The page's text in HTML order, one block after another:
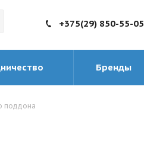
+375(29) 850-55-05
Бренды
поддона